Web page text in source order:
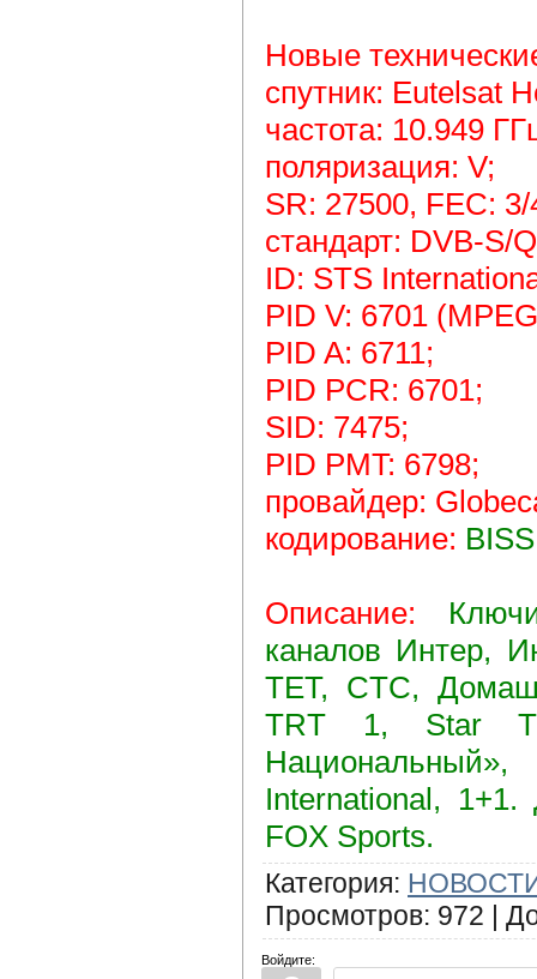
Новые
спутник: Eutelsat
частота: 10.949
поляризация: V;
SR: 27500, FEC: 3/
стандарт: DVB-S/
ID: STS
PID V: 6701
PID A: 6711;
PID PCR: 6701;
SID: 7475;
PID PMT: 6798;
провайдер:
кодирование:
Описание:
каналов Интер,
ТЕТ, CТС,
TRT 1, Star
International,
FOX Sports.
Категория:
Просмотров: 972 |
Войдите: